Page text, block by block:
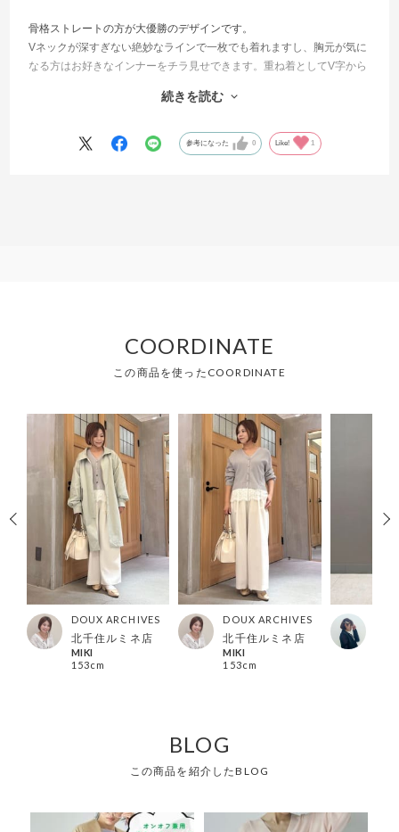
骨格ストレートの方が大優勝のデザインです。
Vネックが深すぎない絶妙なラインで一枚でも着れますし、胸元が気に
なる方はお好きなインナーをチラ見せできます。重ね着としてV字から
生地も薄すぎないですし、柔らかすぎないので肉感を拾わなすぎず着
フレアデニムと合わせて着るのがお気に入り。
カーディガン部分が長すぎず短すぎずで、その下からレースがいい感
続きを読む
参考になった 0 Like! 1
COORDINATE
この商品を使ったCOORDINATE
DOUX ARCHIVES
北千住ルミネ店
MIKI
153cm
DOUX ARCHIVES
北千住ルミネ店
MIKI
153cm
BLOG
この商品を紹介したBLOG